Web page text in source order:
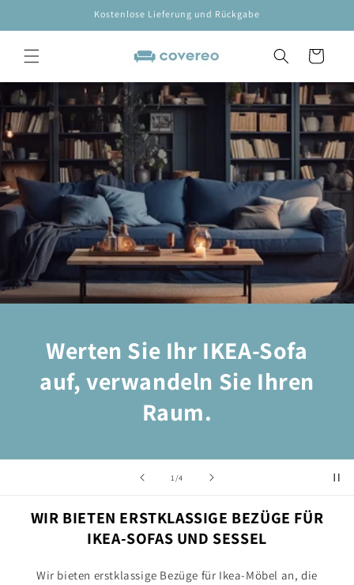
Inhalt
Kostenlose Lieferung und Rückgabe
Warenkorb
1 /von
4
Werten Sie Ihr IKEA-Sofa
auf, verwandeln Sie Ihren
Raum.
WIR BIETEN ERSTKLASSIGE BEZÜGE FÜR
IKEA-SOFAS UND SESSEL
Wir bieten erstklassige Bezüge für Ikea-Möbel an, die